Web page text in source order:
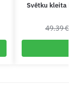
Svētku kleita
49.39€